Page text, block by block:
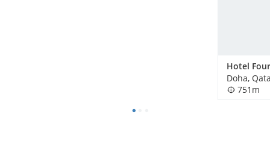
Hotel
Doha,
751m